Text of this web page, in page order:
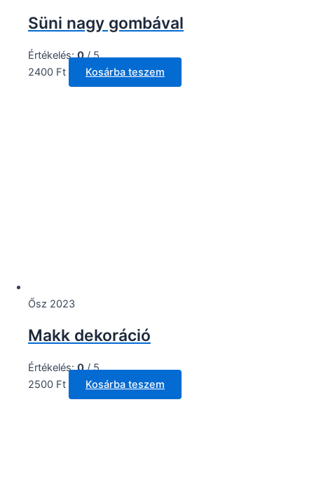
Süni nagy gombával
Értékelés:0/ 5
2400 Ft Kosárba teszem
Ősz 2023
Makk dekoráció
Értékelés:0/ 5
2500 Ft Kosárba teszem